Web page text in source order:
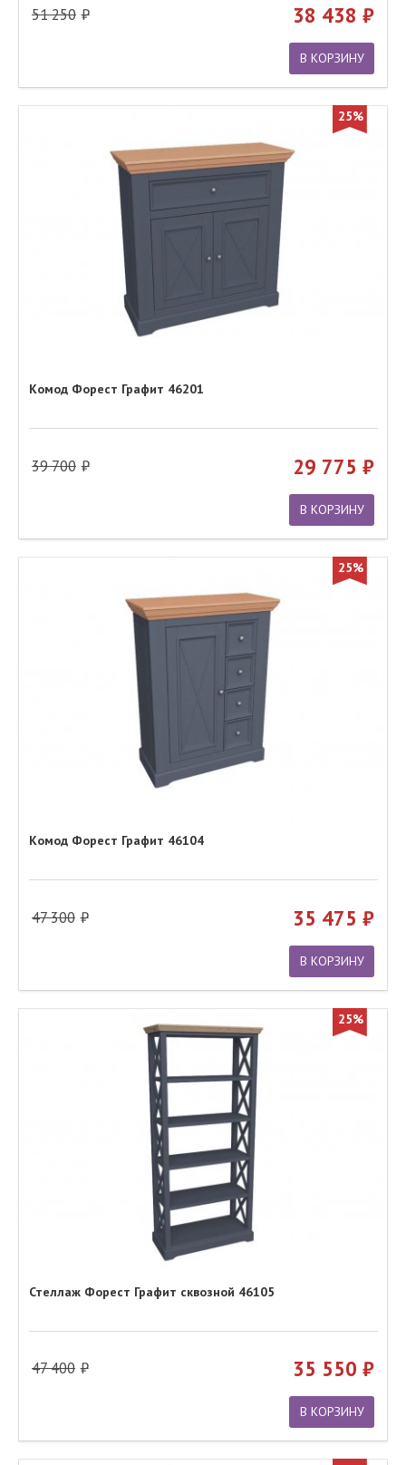
51 250 38 438
В КОРЗИНУ
25%
Комод Форест Графит 46201
39 700 29 775
В КОРЗИНУ
25%
Комод Форест Графит 46104
47 300 35 475
В КОРЗИНУ
25%
Стеллаж Форест Графит сквозной 46105
47 400 35 550
В КОРЗИНУ